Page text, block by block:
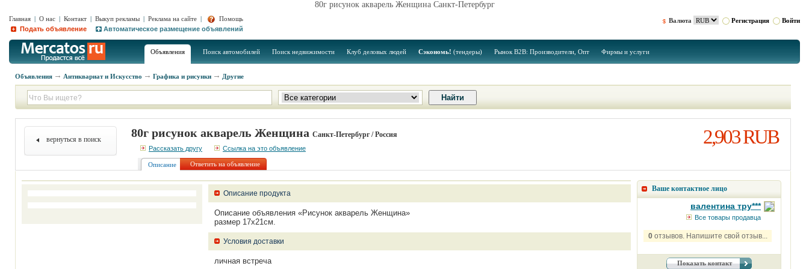
80г рисунок акварель Женщина Санкт-Петербург
Главная | О нас | Контакт | Выкуп рекламы | Реклама на сайте |
Помощь
Подать объявление
Автоматическое размещение объявлений
Валюта Регистрация Войти
Объявления Поиск автомобилей Поиск недвижимости Клуб деловых людей Сэкономь! (тендеры) Рынок B2B: Производители, Опт Фирмы и услуги
Объявления Антиквариат и Искусство Графика и рисунки Другие
вернуться в поиск 80г рисунок акварель Женщина Санкт-Петербург / Россия
Рассказать другу Ссылка на это объявление
2,903 RUB
Описание Ответить на объявление
Описание продукта
Описание объявления «Рисунок акварель Женщина»
размер 17х21см.
Условия доставки
личная встреча
Ваше контактное лицо
валентина тру***
Все товары продавца
0отзывов. Напишите свой отзыв...
Показать контакт